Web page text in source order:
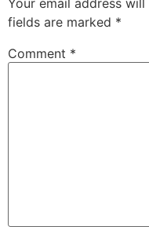
Your email address
fields are marked *
Comment *